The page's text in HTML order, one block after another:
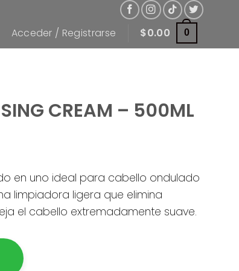
Acceder / Registrarse $0.00 0
CREAM – 500ML
en uno ideal para cabello ondulado
limpiadora ligera que elimina
el cabello extremadamente suave.